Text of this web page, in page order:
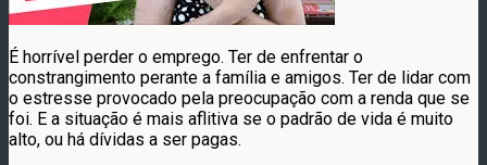
É horrível perder o emprego. Ter de enfrentar o
constrangimento perante a família e amigos. Ter de lidar com
o estresse provocado pela preocupação com a renda que se
foi. E a situação é mais aflitiva se o padrão de vida é muito
alto, ou há dívidas a ser pagas.